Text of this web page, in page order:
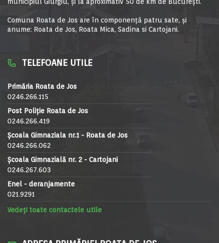
Comuna Roata de Jos are în componență patru sate, și
anume: Roata de Jos, Roata Mica, Sadina si Cartojani.
TELEFOANE UTILE
Primăria Roata de Jos
0246.266.115
Post Poliție Roata de Jos
0246.266.419
Școala Gimnaziala nr.1 - Roata de Jos
0246.266.062
Școala Gimnazială nr. 2 - Cartojani
0246.267.603
Enel - deranjamente
021.9291
Vedeți toate contactele utile